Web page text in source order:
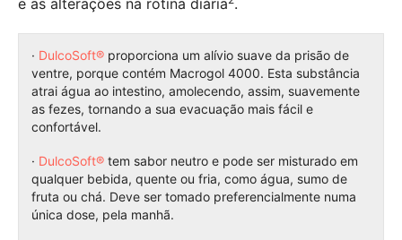
e as alterações na rotina diária .
· DulcoSoft® proporciona um alívio suave da prisão de
ventre, porque contém Macrogol 4000. Esta substância
atrai água ao intestino, amolecendo, assim, suavemente
as fezes, tornando a sua evacuação mais fácil e
confortável.
· DulcoSoft® tem sabor neutro e pode ser misturado em
qualquer bebida, quente ou fria, como água, sumo de
fruta ou chá. Deve ser tomado preferencialmente numa
única dose, pela manhã.